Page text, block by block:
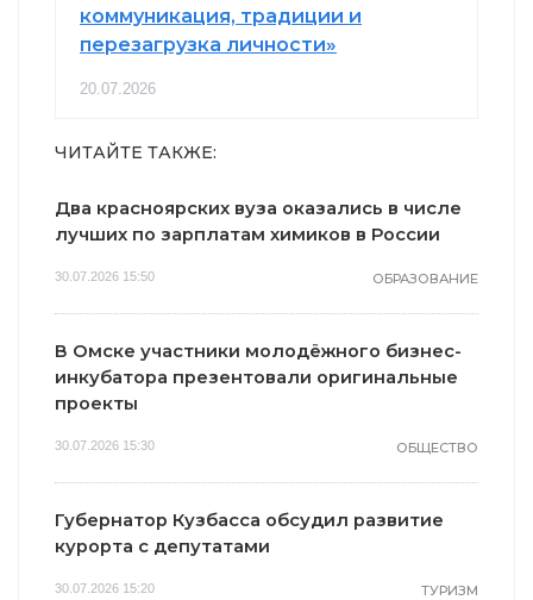
коммуникация, традиции и
перезагрузка личности»
20.07.2026
ЧИТАЙТЕ ТАКЖЕ:
Два красноярских вуза оказались в числе
лучших по зарплатам химиков в России
30.07.2026 15:50 ОБРАЗОВАНИЕ
В Омске участники молодёжного бизнес-
инкубатора презентовали оригинальные
проекты
30.07.2026 15:30 ОБЩЕСТВО
Губернатор Кузбасса обсудил развитие
курорта с депутатами
30.07.2026 15:20 ТУРИЗМ